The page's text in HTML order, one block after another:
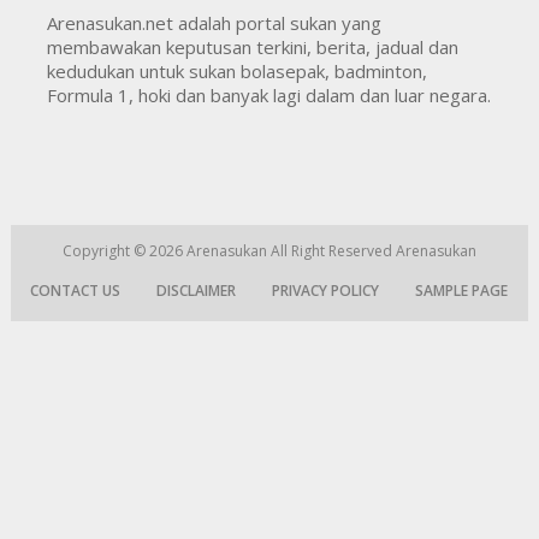
Arenasukan.net adalah portal sukan yang
membawakan keputusan terkini, berita, jadual dan
kedudukan untuk sukan bolasepak, badminton,
Formula 1, hoki dan banyak lagi dalam dan luar negara.
Copyright © 2026Arenasukan All Right Reserved Arenasukan
CONTACT US
DISCLAIMER PRIVACY POLICY SAMPLE PAGE